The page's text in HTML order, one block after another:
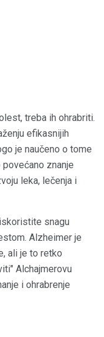
treba ih ohrabriti.
efikasnijih
je naučeno o tome
znanje
leka, lečenja i
snagu
Alzheimer je
ali je to retko
Alchajmerovu
i ohrabrenje